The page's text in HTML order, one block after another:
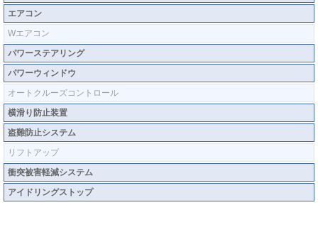
エアコン
Wエアコン
パワーステアリング
パワーウィンドウ
オートクルーズコントロール
横滑り防止装置
盗難防止システム
リフトアップ
衝突被害軽減システム
アイドリングストップ